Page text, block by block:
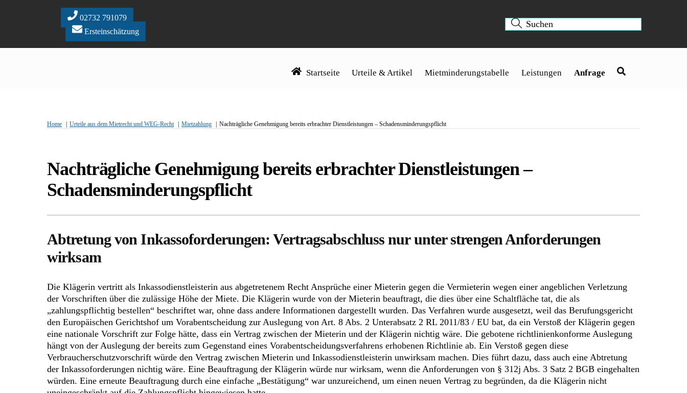
02732 791079
Ersteinschätzung
Startseite Urteile & Artikel Mietminderungstabelle Leistungen Anfrage
Home Urteile aus dem Mietrecht und WEG-Recht Mietzahlung Nachträgliche Genehmigung bereits erbrachter Dienstleistungen – Schadensminderungspflicht
Nachträgliche Genehmigung bereits erbrachter Dienstleistungen –
Schadensminderungspflicht
Abtretung von Inkassoforderungen: Vertragsabschluss nur unter strengen Anforderungen
wirksam
Die Klägerin vertritt als Inkassodienstleisterin aus abgetretenem Recht Ansprüche einer Mieterin gegen die Vermieterin wegen einer angeblichen Verletzung
der Vorschriften über die zulässige Höhe der Miete. Die Klägerin wurde von der Mieterin beauftragt, die dies über eine Schaltfläche tat, die als
„zahlungspflichtig bestellen“ beschriftet war, ohne dass andere Informationen dargestellt wurden. Das Verfahren wurde ausgesetzt, weil das Berufungsgericht
den Europäischen Gerichtshof um Vorabentscheidung zur Auslegung von Art. 8 Abs. 2 Unterabsatz 2 RL 2011/83 / EU bat, da ein Verstoß der Klägerin gegen
eine nationale Vorschrift zur Folge hätte, dass ein Vertrag zwischen der Mieterin und der Klägerin nichtig wäre. Die gebotene richtlinienkonforme Auslegung
hängt von der Auslegung der bereits zum Gegenstand eines Vorabentscheidungsverfahrens erhobenen Richtlinie ab. Ein Verstoß gegen diese
Verbraucherschutzvorschrift würde den Vertrag zwischen Mieterin und Inkassodienstleisterin unwirksam machen. Dies führt dazu, dass auch eine Abtretung
der Inkassoforderungen nichtig wäre. Eine Beauftragung der Klägerin würde nur wirksam, wenn die Anforderungen von § 312j Abs. 3 Satz 2 BGB eingehalten
würden. Eine erneute Beauftragung durch eine einfache „Bestätigung“ war unzureichend, um einen neuen Vertrag zu begründen, da die Klägerin nicht